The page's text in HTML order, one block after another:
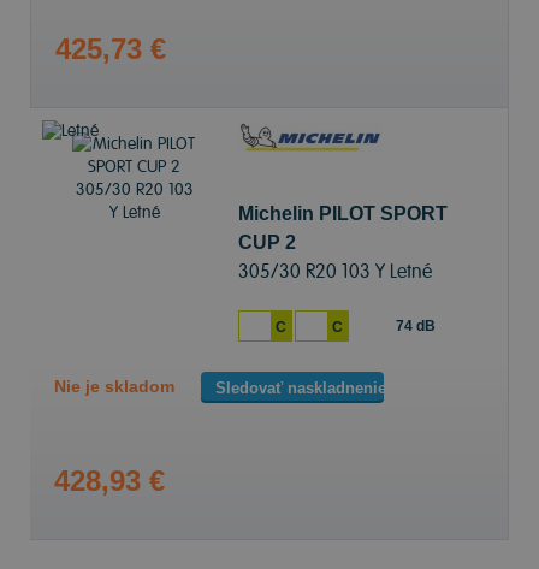
425,73 €
Michelin PILOT SPORT
CUP 2
305/30 R20 103 Y Letné
C C 74 dB
Nie je skladom Sledovať naskladnenie
428,93 €